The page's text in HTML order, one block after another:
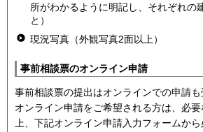
所がわかるように明記し、それぞれの
と）
現況写真（外観写真2面以上）
事前相談票のオンライン申請
事前相談票の提出はオンラインでの申請も
オンライン申請をご希望される方は、必
上、下記オンライン申請入力フォームから